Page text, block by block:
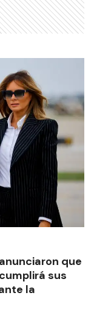
que
sus
la